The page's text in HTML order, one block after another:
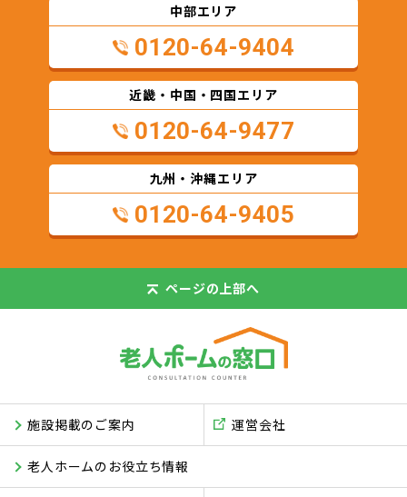
中部エリア
0120-64-9404
近畿・中国・四国エリア
0120-64-9477
九州・沖縄エリア
0120-64-9405
ページの 上部へ
施設掲載のご案内
老人ホームのお役立ち情報
運営会社